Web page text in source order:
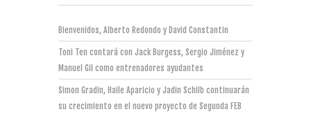
Bienvenidos, Alberto Redondo y David Constantin
Toni Ten contará con Jack Burgess, Sergio Jiménez y
Manuel Gil como entrenadores ayudantes
Simon Gradin, Haile Aparicio y Jadin Schilb continuarán
su crecimiento en el nuevo proyecto de Segunda FEB